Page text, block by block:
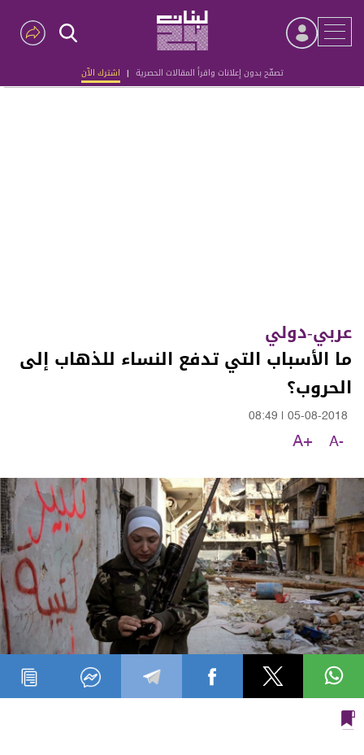
تصفّح بدون إعلانات واقرأ المقالات الحصرية | اشترك الآن
Advertisement
عربي-دولي
ما الأسباب التي تدفع النساء للذهاب إلى
الحروب؟
05-08-2018
08:49
A-
A+